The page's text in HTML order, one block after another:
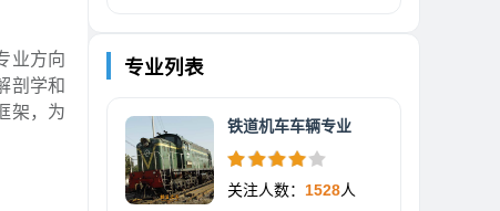
业方向
剖学和
架，为
专业列表
铁道机车车辆专业
关注人数： 1528人